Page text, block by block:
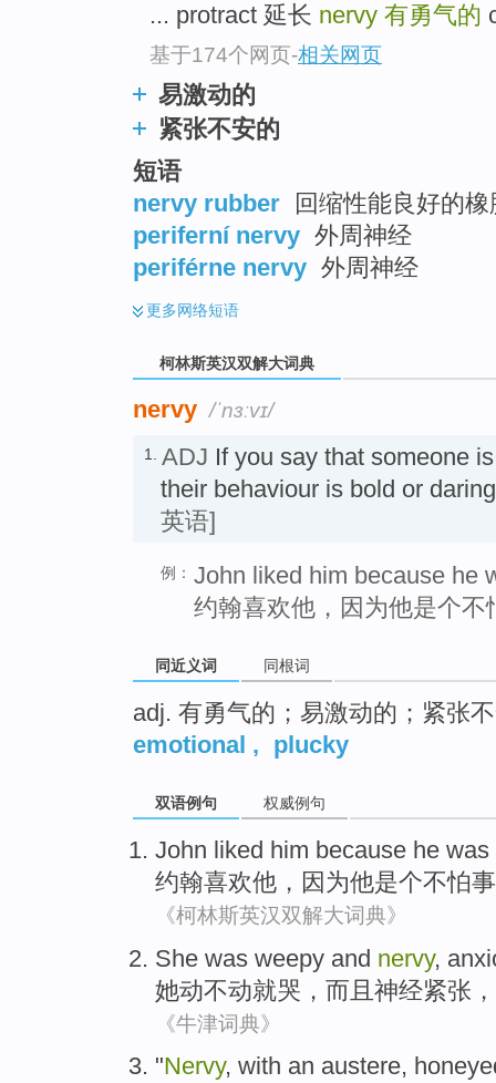
... protract 延长 nervy 有勇气的
基于174个网页-相关网页
易激动的
紧张不安的
短语
nervy rubber
回缩性能良好的橡
periferní nervy 外周神经
periférne nervy 外周神经
更多网络短语
柯林斯英汉双解大词典
nervy /ˈnɜːvɪ/
1. ADJ If you say that someone
their behaviour is bold or
英语]
例： John liked him because he
约翰喜欢他，因为他是个不
同近义词 同根词
adj. 有勇气的；易激动的；紧张
emotional , plucky
双语例句 权威例句
John liked him because he was
约翰喜欢他 ， 因为他是个不怕
《柯林斯英汉双解大词典》
She was weepy and nervy,
她动不动就哭 ， 而且 神经紧张
《牛津词典》
"Nervy, with an austere,